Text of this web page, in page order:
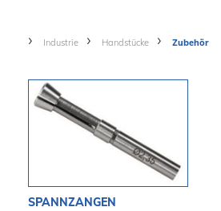
Industrie Handstücke Zubehör
SPANNZANGEN